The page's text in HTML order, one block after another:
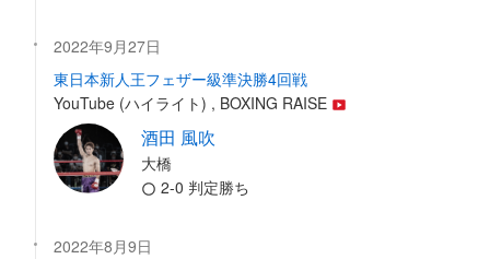
2022年9月27日
東日本新人王フェザー級準決勝4回戦
YouTube (ハイライト) , BOXING RAISE
酒田 風吹
大橋
2-0 判定勝ち
2022年8月9日